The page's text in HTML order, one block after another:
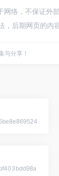
网络，不保证
，后期网页的内
与分享！